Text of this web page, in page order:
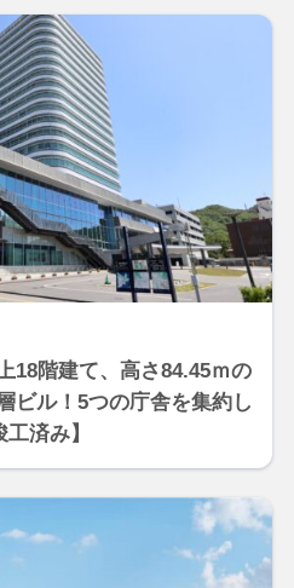
18階建て、高さ84.45ｍの
ビル！5つの庁舎を集約し
済み】